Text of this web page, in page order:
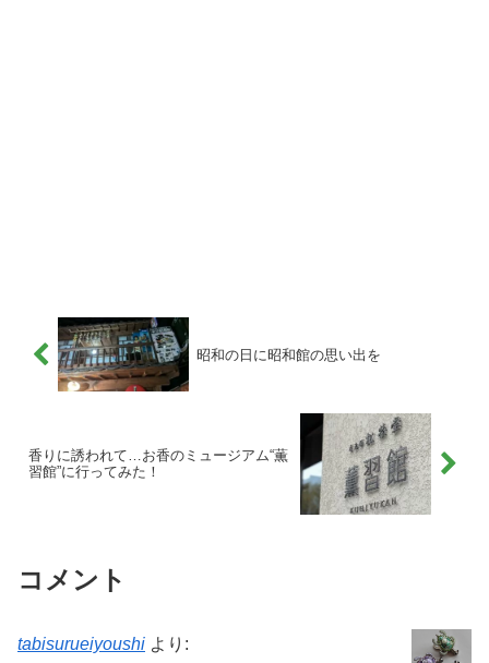
昭和の日に昭和館の思い出を
香りに誘われて…お香のミュージアム“薫
習館”に行ってみた！
コメント
tabisurueiyoushi より: